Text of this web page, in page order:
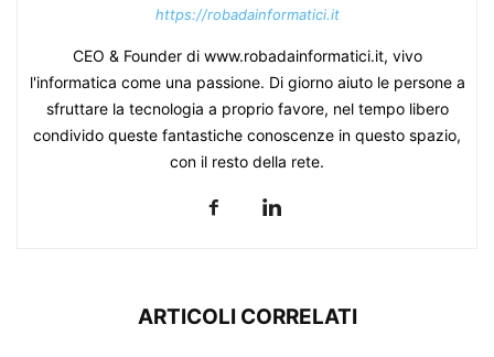
https://robadainformatici.it
CEO & Founder di www.robadainformatici.it, vivo
l'informatica come una passione. Di giorno aiuto le persone a
sfruttare la tecnologia a proprio favore, nel tempo libero
condivido queste fantastiche conoscenze in questo spazio,
con il resto della rete.
ARTICOLI CORRELATI